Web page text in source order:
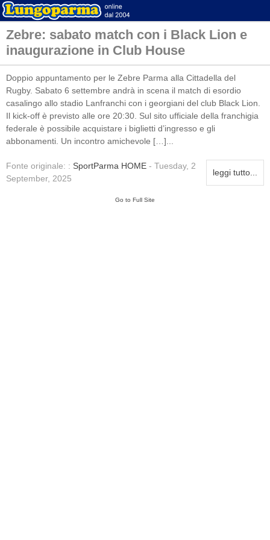
Zebre: sabato match con i Black Lion e
inaugurazione in Club House
Doppio appuntamento per le Zebre Parma alla Cittadella del
Rugby. Sabato 6 settembre andrà in scena il match di esordio
casalingo allo stadio Lanfranchi con i georgiani del club Black Lion.
Il kick-off è previsto alle ore 20:30. Sul sito ufficiale della franchigia
federale è possibile acquistare i biglietti d’ingresso e gli
abbonamenti. Un incontro amichevole […]...
leggi tutto...
Fonte originale: : SportParma HOME - Tuesday, 2
September, 2025
Go to Full Site